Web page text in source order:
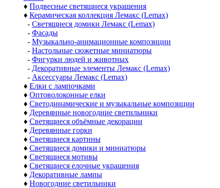
♦ Подвесные светящиеся украшения
♦ Керамическая коллекция Лемакс (Lemax)
- Светящиеся домики Лемакс (Lemax)
- Фасады
- Музыкально-анимационные композиции
- Настольные сюжетные миниатюры
- Фигурки людей и животных
- Декоративные элементы Лемакс (Lemax)
- Аксессуары Лемакс (Lemax)
♦ Елки с лампочками
♦ Оптоволоконные елки
♦ Светодинамические и музыкальные композиции
♦ Деревянные новогодние светильники
♦ Светящиеся объёмные декорации
♦ Деревянные горки
♦ Светящиеся картины
♦ Светящиеся домики и миниатюры
♦ Светящиеся мотивы
♦ Светящиеся елочные украшения
♦ Декоративные лампы
♦ Новогодние светильники